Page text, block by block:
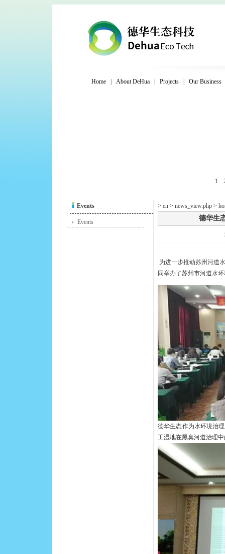
Home About DeHua Projects Our Business
1
Events
Events
> en > news_view.php >
德华生
为进一步推动苏州河道
同举办了苏州市河道水
德华生态作为水环境治
工湿地在黑臭河道治理中